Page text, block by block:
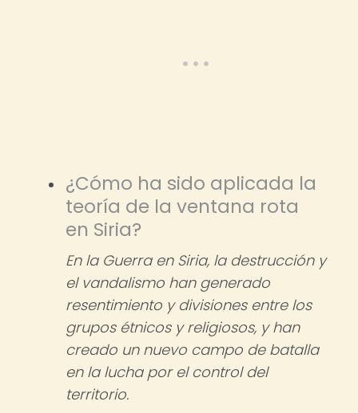
¿Cómo ha sido aplicada la
teoría de la ventana rota
en Siria?
En la Guerra en Siria, la destrucción y
el vandalismo han generado
resentimiento y divisiones entre los
grupos étnicos y religiosos, y han
creado un nuevo campo de batalla
en la lucha por el control del
territorio.